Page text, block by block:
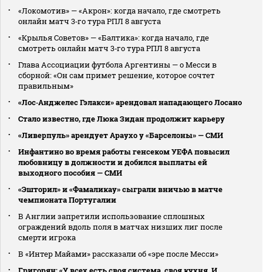
«Локомотив» — «Акрон»: когда начало, где смотреть
онлайн матч 3‑го тура РПЛ 8 августа
«Крылья Советов» — «Балтика»: когда начало, где
смотреть онлайн матч 3‑го тура РПЛ 8 августа
Глава Ассоциации футбола Аргентины — о Месси в
сборной: «Он сам примет решение, которое сочтет
правильным»
«Лос‑Анджелес Гэлакси» арендовал нападающего Лосано
Стало известно, где Люка Зидан продолжит карьеру
«Ливерпуль» арендует Араухо у «Барселоны» — СМИ
Инфантино во время работы генсеком УЕФА повысил
любовницу в должности и добился выплаты ей
выходного пособия — СМИ
«Эшторил» и «Фамаликау» сыграли вничью в матче
чемпионата Португалии
В Англии запретили использование сплошных
ограждений вдоль поля в матчах низших лиг после
смерти игрока
В «Интер Майами» рассказали об «эре после Месси»